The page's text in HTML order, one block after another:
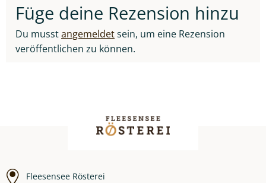
Füge deine Rezension hinzu
Du musstangemeldetsein, um eine Rezension
veröffentlichen zu können.
Fleesensee Rösterei